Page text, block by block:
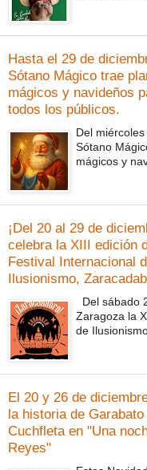
Hasta el 29 de
Sótano Mágico trae
mágicos y navideños
todos los públicos.
Del
Sótano
mágicos y
¡Del 20 al 29 de
celebra la XIII edición
Festival Internacional
Ilusionismo,
Del sábado
Zaragoza la
de
El 20 y 26 de
la historia de
Cuchfleta en "Una
Reyes"